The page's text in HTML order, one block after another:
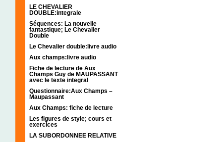
LE CHEVALIER
DOUBLE:integrale
Séquences: La nouvelle
fantastique; Le Chevalier
Double
Le Chevalier double:livre audio
Aux champs:livre audio
Fiche de lecture de Aux
Champs Guy de MAUPASSANT
avec le texte integral
Questionnaire:Aux Champs –
Maupassant
Aux Champs: fiche de lecture
Les figures de style; cours et
exercices
LA SUBORDONNEE RELATIVE